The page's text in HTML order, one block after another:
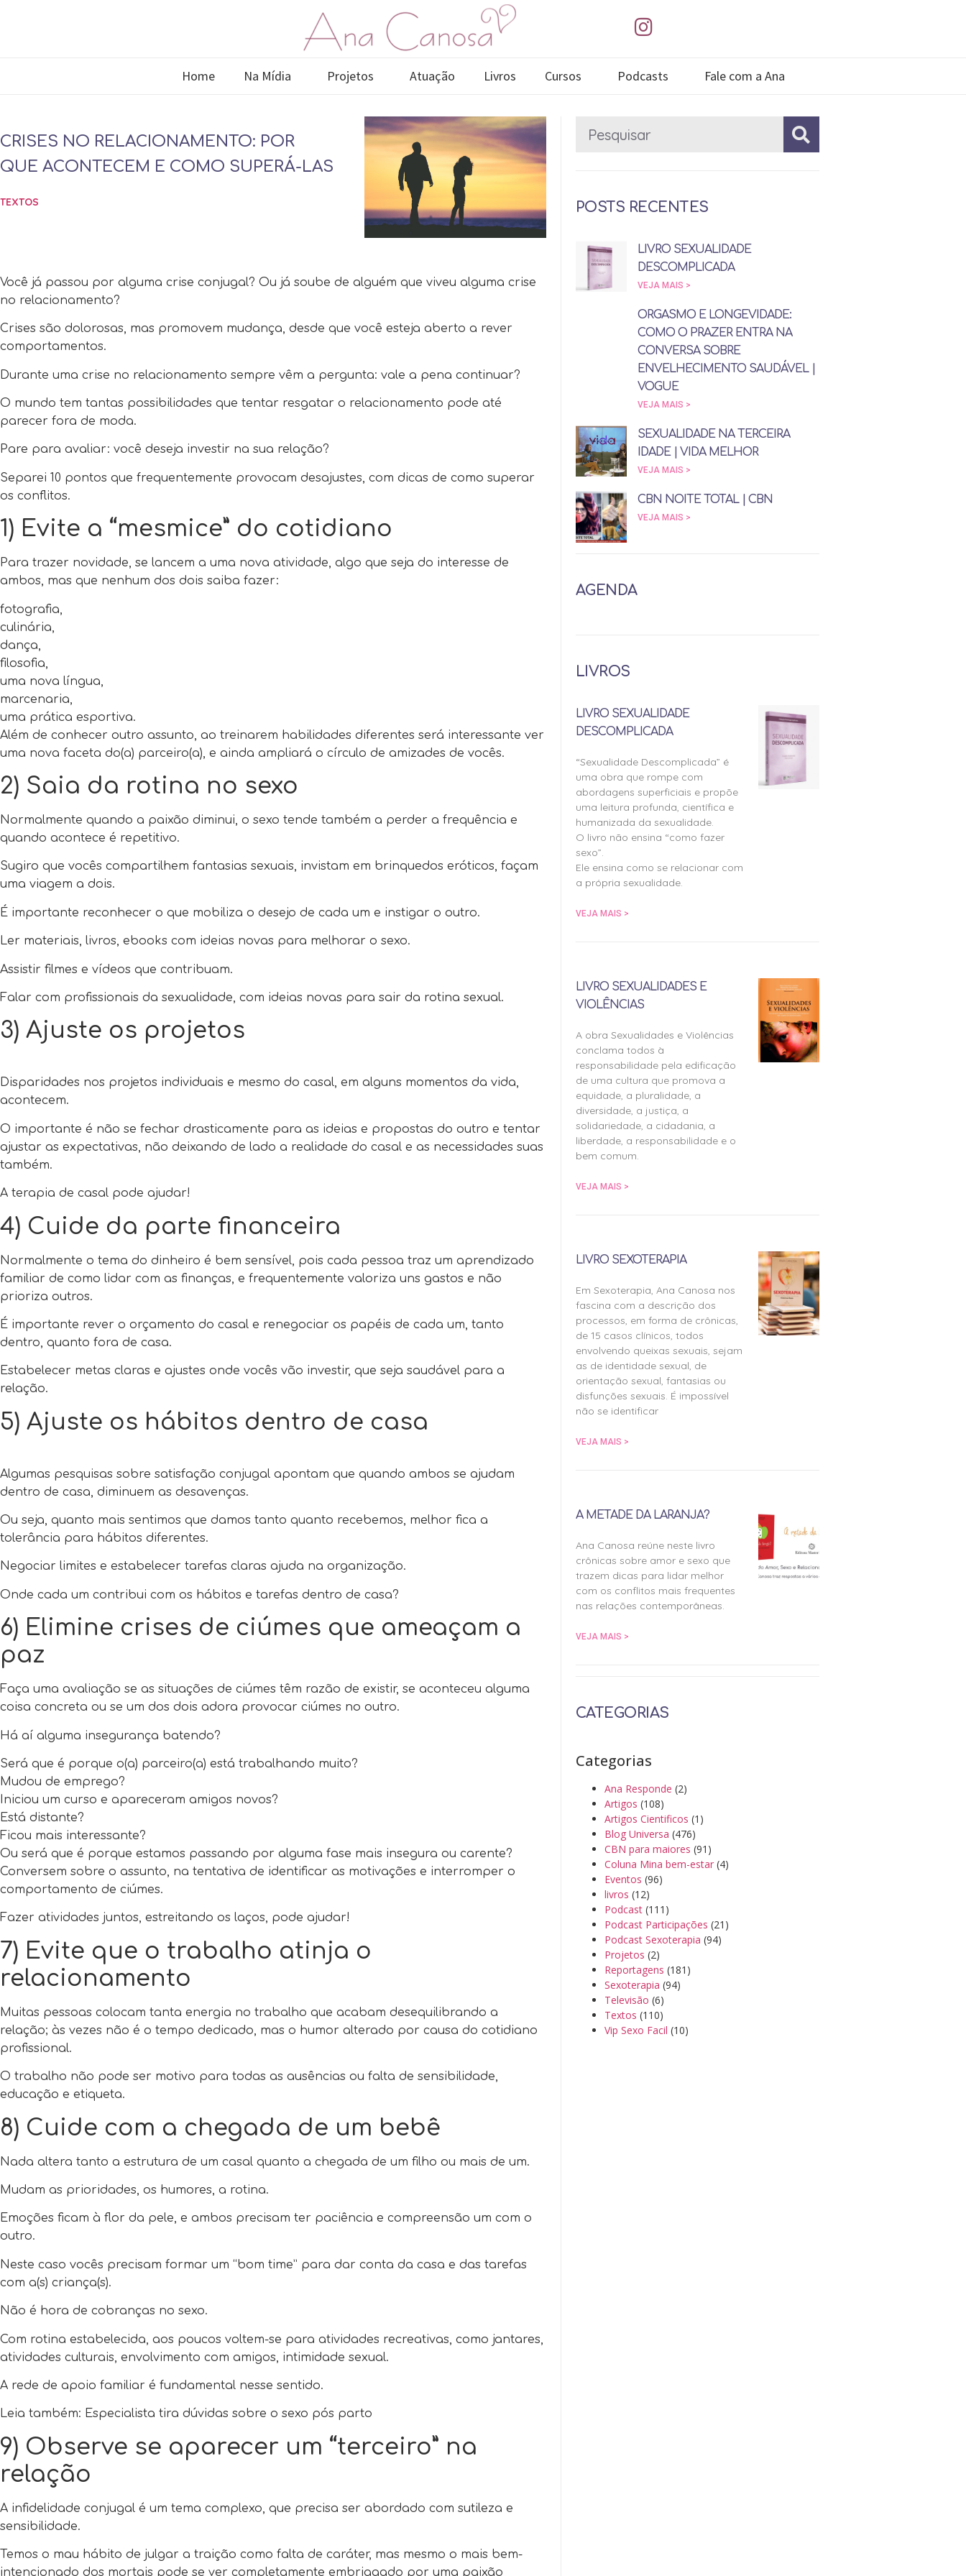
Home Na Mídia Projetos Atuação Livros Cursos Podcasts Fale com a Ana
CRISES NO RELACIONAMENTO: POR
QUE ACONTECEM E COMO SUPERÁ-LAS
TEXTOS
Você já passou por alguma crise conjugal? Ou já soube de alguém que viveu alguma crise
no relacionamento?
Crises são dolorosas, mas promovem mudança, desde que você esteja aberto a rever
comportamentos.
Durante uma crise no relacionamento sempre vêm a pergunta: vale a pena continuar?
O mundo tem tantas possibilidades que tentar resgatar o relacionamento pode até
parecer fora de moda.
Pare para avaliar: você deseja investir na sua relação?
Separei 10 pontos que frequentemente provocam desajustes, com dicas de como superar
os conflitos.
1) Evite a “mesmice” do cotidiano
Para trazer novidade, se lancem a uma nova atividade, algo que seja do interesse de
ambos, mas que nenhum dos dois saiba fazer:
fotografia,
culinária,
dança,
filosofia,
uma nova língua,
marcenaria,
uma prática esportiva.
Além de conhecer outro assunto, ao treinarem habilidades diferentes será interessante ver
uma nova faceta do(a) parceiro(a), e ainda ampliará o círculo de amizades de vocês.
2) Saia da rotina no sexo
Normalmente quando a paixão diminui, o sexo tende também a perder a frequência e
quando acontece é repetitivo.
Sugiro que vocês compartilhem fantasias sexuais, invistam em brinquedos eróticos, façam
uma viagem a dois.
É importante reconhecer o que mobiliza o desejo de cada um e instigar o outro.
Ler materiais, livros, ebooks com ideias novas para melhorar o sexo.
Assistir filmes e vídeos que contribuam.
Falar com profissionais da sexualidade, com ideias novas para sair da rotina sexual.
3) Ajuste os projetos
Disparidades nos projetos individuais e mesmo do casal, em alguns momentos da vida,
acontecem.
O importante é não se fechar drasticamente para as ideias e propostas do outro e tentar
ajustar as expectativas, não deixando de lado a realidade do casal e as necessidades suas
também.
A terapia de casal pode ajudar!
4) Cuide da parte financeira
Normalmente o tema do dinheiro é bem sensível, pois cada pessoa traz um aprendizado
familiar de como lidar com as finanças, e frequentemente valoriza uns gastos e não
prioriza outros.
É importante rever o orçamento do casal e renegociar os papéis de cada um, tanto
dentro, quanto fora de casa.
Estabelecer metas claras e ajustes onde vocês vão investir, que seja saudável para a
relação.
5) Ajuste os hábitos dentro de casa
Algumas pesquisas sobre satisfação conjugal apontam que quando ambos se ajudam
dentro de casa, diminuem as desavenças.
Ou seja, quanto mais sentimos que damos tanto quanto recebemos, melhor fica a
tolerância para hábitos diferentes.
Negociar limites e estabelecer tarefas claras ajuda na organização.
Onde cada um contribui com os hábitos e tarefas dentro de casa?
6) Elimine crises de ciúmes que ameaçam a
paz
Faça uma avaliação se as situações de ciúmes têm razão de existir, se aconteceu alguma
coisa concreta ou se um dos dois adora provocar ciúmes no outro.
Há aí alguma insegurança batendo?
Será que é porque o(a) parceiro(a) está trabalhando muito?
Mudou de emprego?
Iniciou um curso e apareceram amigos novos?
Está distante?
Ficou mais interessante?
Ou será que é porque estamos passando por alguma fase mais insegura ou carente?
Conversem sobre o assunto, na tentativa de identificar as motivações e interromper o
comportamento de ciúmes.
Fazer atividades juntos, estreitando os laços, pode ajudar!
7) Evite que o trabalho atinja o
relacionamento
Muitas pessoas colocam tanta energia no trabalho que acabam desequilibrando a
relação; às vezes não é o tempo dedicado, mas o humor alterado por causa do cotidiano
profissional.
O trabalho não pode ser motivo para todas as ausências ou falta de sensibilidade,
educação e etiqueta.
8) Cuide com a chegada de um bebê
Nada altera tanto a estrutura de um casal quanto a chegada de um filho ou mais de um.
Mudam as prioridades, os humores, a rotina.
Emoções ficam à flor da pele, e ambos precisam ter paciência e compreensão um com o
outro.
Neste caso vocês precisam formar um “bom time” para dar conta da casa e das tarefas
com a(s) criança(s).
Não é hora de cobranças no sexo.
Com rotina estabelecida, aos poucos voltem-se para atividades recreativas, como jantares,
atividades culturais, envolvimento com amigos, intimidade sexual.
A rede de apoio familiar é fundamental nesse sentido.
Leia também: Especialista tira dúvidas sobre o sexo pós parto
9) Observe se aparecer um “terceiro” na
relação
A infidelidade conjugal é um tema complexo, que precisa ser abordado com sutileza e
sensibilidade.
Temos o mau hábito de julgar a traição como falta de caráter, mas mesmo o mais bem-
intencionado dos mortais pode se ver completamente embriagado por uma paixão
POSTS RECENTES
LIVRO SEXUALIDADE
DESCOMPLICADA
VEJA MAIS >
ORGASMO E LONGEVIDADE:
COMO O PRAZER ENTRA NA
CONVERSA SOBRE
ENVELHECIMENTO SAUDÁVEL |
VOGUE
VEJA MAIS >
SEXUALIDADE NA TERCEIRA
IDADE | VIDA MELHOR
VEJA MAIS >
CBN NOITE TOTAL | CBN
VEJA MAIS >
AGENDA
LIVROS
LIVRO SEXUALIDADE
DESCOMPLICADA
“Sexualidade Descomplicada” é
uma obra que rompe com
abordagens superficiais e propõe
uma leitura profunda, científica e
humanizada da sexualidade.
O livro não ensina “como fazer
sexo”.
Ele ensina como se relacionar com
a própria sexualidade.
VEJA MAIS >
LIVRO SEXUALIDADES E
VIOLÊNCIAS
A obra Sexualidades e Violências
conclama todos à
responsabilidade pela edificação
de uma cultura que promova a
equidade, a pluralidade, a
diversidade, a justiça, a
solidariedade, a cidadania, a
liberdade, a responsabilidade e o
bem comum.
VEJA MAIS >
LIVRO SEXOTERAPIA
Em Sexoterapia, Ana Canosa nos
fascina com a descrição dos
processos, em forma de crônicas,
de 15 casos clínicos, todos
envolvendo queixas sexuais, sejam
as de identidade sexual, de
orientação sexual, fantasias ou
disfunções sexuais. É impossível
não se identificar
VEJA MAIS >
A METADE DA LARANJA?
Ana Canosa reúne neste livro
crônicas sobre amor e sexo que
trazem dicas para lidar melhor
com os conflitos mais frequentes
nas relações contemporâneas.
VEJA MAIS >
CATEGORIAS
Categorias
Ana Responde (2)
Artigos (108)
Artigos Cientificos (1)
Blog Universa (476)
CBN para maiores (91)
Coluna Mina bem-estar(4)
Eventos (96)
livros (12)
Podcast(111)
Podcast Participações (21)
Podcast Sexoterapia (94)
Projetos (2)
Reportagens (181)
Sexoterapia (94)
Televisão (6)
Textos (110)
Vip Sexo Facil (10)